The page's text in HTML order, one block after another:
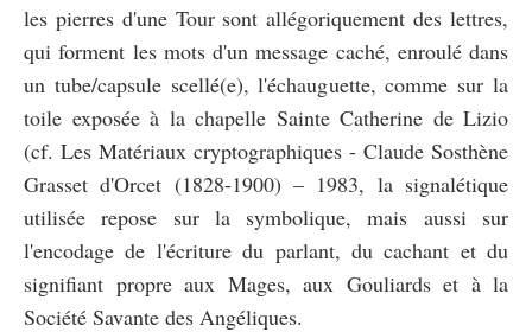
les pierres d'une Tour sont allégoriquement des lettres,
qui forment les mots d'un message caché, enroulé dans
un tube/capsule scellé(e), l'échauguette, comme sur la
toile exposée à la chapelle Sainte Catherine de Lizio
(cf. Les Matériaux cryptographiques - Claude Sosthène
Grasset d'Orcet (1828-1900) – 1983, la signalétique
utilisée repose sur la symbolique, mais aussi sur
l'encodage de l'écriture du parlant, du cachant et du
signifiant propre aux Mages, aux Gouliards et à la
Société Savante des Angéliques.